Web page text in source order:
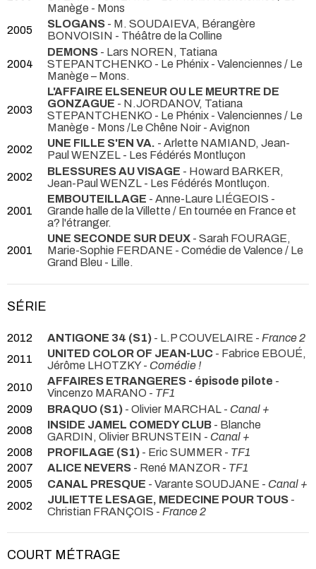
Manège - Mons
2005
SLOGANS - M. SOUDAIEVA, Bérangère
BONVOISIN - Théâtre de la Colline
2004
DEMONS - Lars NOREN, Tatiana
STEPANTCHENKO - Le Phénix - Valenciennes / Le
Manège – Mons.
2003
L'AFFAIRE ELSENEUR OU LE MEURTRE DE
GONZAGUE - N.JORDANOV, Tatiana
STEPANTCHENKO - Le Phénix - Valenciennes / Le
Manège - Mons /Le Chêne Noir - Avignon
2002
UNE FILLE S'EN VA. - Arlette NAMIAND, Jean-
Paul WENZEL - Les Fédérés Montluçon
2002
BLESSURES AU VISAGE - Howard BARKER,
Jean-Paul WENZL - Les Fédérés Montluçon.
2001
EMBOUTEILLAGE - Anne-Laure LIÉGEOIS -
Grande halle de la Villette / En tournée en France et
a? l'étranger.
2001
UNE SECONDE SUR DEUX - Sarah FOURAGE,
Marie-Sophie FERDANE - Comédie de Valence / Le
Grand Bleu - Lille.
SÉRIE
2012 ANTIGONE 34 (S1) - L.P COUVELAIRE - France 2
2011
UNITED COLOR OF JEAN-LUC - Fabrice EBOUÉ,
Jérôme LHOTZKY - Comédie !
2010
AFFAIRES ETRANGERES - épisode pilote -
Vincenzo MARANO - TF1
2009
BRAQUO (S1) - Olivier MARCHAL - Canal +
2008
INSIDE JAMEL COMEDY CLUB - Blanche
GARDIN, Olivier BRUNSTEIN - Canal +
2008
PROFILAGE (S1) - Eric SUMMER - TF1
2007
ALICE NEVERS - René MANZOR - TF1
2005
CANAL PRESQUE - Varante SOUDJANE - Canal +
2002
JULIETTE LESAGE, MEDECINE POUR TOUS -
Christian FRANÇOIS - France 2
COURT MÉTRAGE